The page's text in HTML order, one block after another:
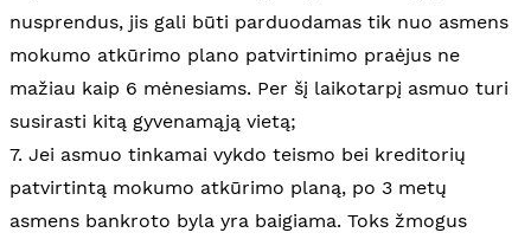
nusprendus, jis gali būti parduodamas tik nuo asmens
mokumo atkūrimo plano patvirtinimo praėjus ne
mažiau kaip 6 mėnesiams. Per šį laikotarpį asmuo turi
susirasti kitą gyvenamąją vietą;
7. Jei asmuo tinkamai vykdo teismo bei kreditorių
patvirtintą mokumo atkūrimo planą, po 3 metų
asmens bankroto byla yra baigiama. Toks žmogus